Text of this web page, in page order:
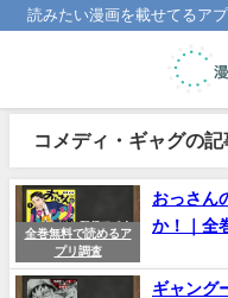
読みたい漫画を載せてるア
コメディ・ギャグの記
全巻無料で読めるア
プリ調査
おっさん
か！｜全
ギャング